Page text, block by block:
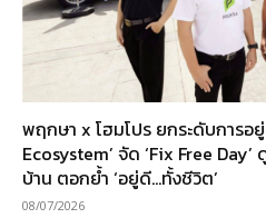
พฤกษา x โฮมโปร ยกระดับการอ
Ecosystem’ จัด ‘Fix Free
บ้าน ตอกย้ำ ‘อยู่ดี…ทั้งชีวิต’
08/07/2026